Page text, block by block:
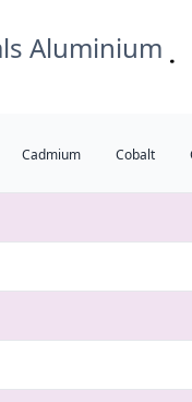
Aluminium
Cadmium Cobalt